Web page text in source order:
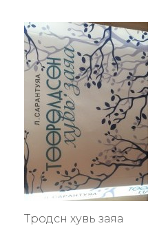
Төөрөодсөн хувь заяа